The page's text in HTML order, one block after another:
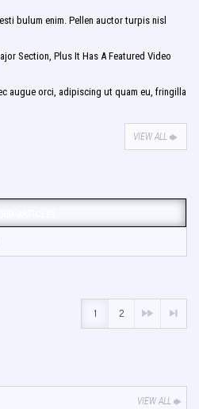
bulum enim. Pellen auctor turpis nisl
Section, Plus It Has A Featured Video
augue orci, adipiscing ut quam eu, fringilla
VIEW ALL
1 2
VIEW ALL